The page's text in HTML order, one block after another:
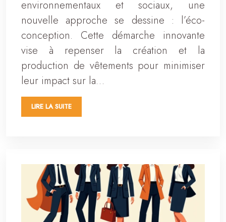
environnementaux et sociaux, une
nouvelle approche se dessine : l’éco-
conception. Cette démarche innovante
vise à repenser la création et la
production de vêtements pour minimiser
leur impact sur la…
LIRE LA SUITE